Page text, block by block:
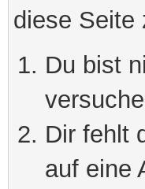
diese Seite
Du bist
Dir fehlt
auf eine